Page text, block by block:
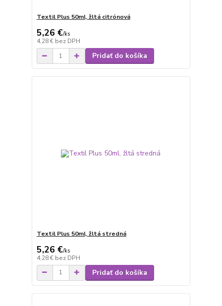
Textil Plus 50ml, žltá citrónová
5,26 €/ks
4,28 € bez DPH
Pridať do košíka
Textil Plus 50ml, žltá stredná
5,26 €/ks
4,28 € bez DPH
Pridať do košíka